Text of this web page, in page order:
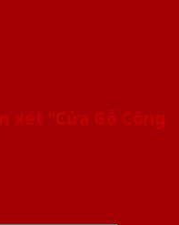
xét “Cửa Gỗ Công